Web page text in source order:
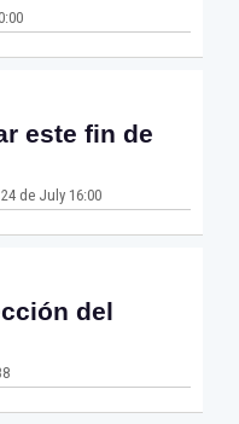
este fin de
de July 16:00
del